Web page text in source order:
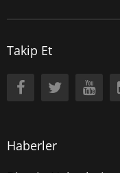
Takip Et
Haberler